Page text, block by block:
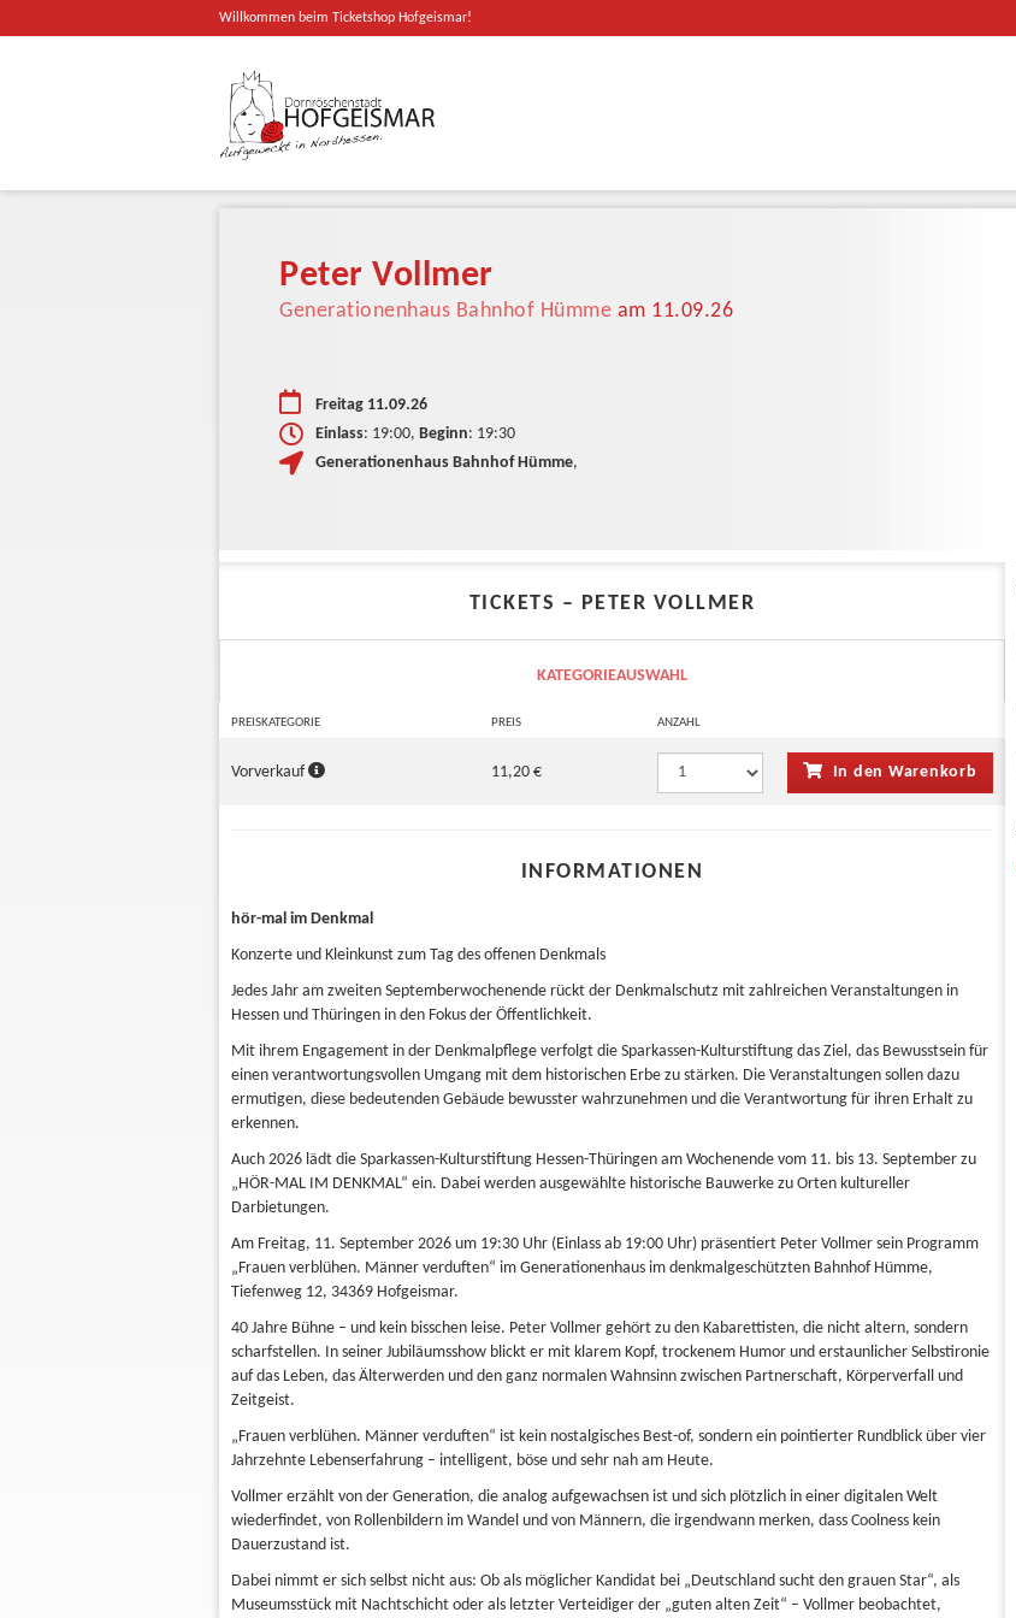
Willkommen beim Ticketshop Hofgeismar!
Peter Vollmer
Generationenhaus Bahnhof Hümme am 11.09.26
Freitag 11.09.26
Einlass: 19:00, Beginn: 19:30
Generationenhaus Bahnhof Hümme,
TICKETS – PETER VOLLMER
KATEGORIEAUSWAHL
PREISKATEGORIE PREIS ANZAHL
Vorverkauf 11,20 € In den Warenkorb
INFORMATIONEN
hör-mal im Denkmal
Konzerte und Kleinkunst zum Tag des offenen Denkmals
Jedes Jahr am zweiten Septemberwochenende rückt der Denkmalschutz mit zahlreichen Veranstaltungen in
Hessen und Thüringen in den Fokus der Öffentlichkeit.
Mit ihrem Engagement in der Denkmalpflege verfolgt die Sparkassen-Kulturstiftung das Ziel, das Bewusstsein für
einen verantwortungsvollen Umgang mit dem historischen Erbe zu stärken. Die Veranstaltungen sollen dazu
ermutigen, diese bedeutenden Gebäude bewusster wahrzunehmen und die Verantwortung für ihren Erhalt zu
erkennen.
Auch 2026 lädt die Sparkassen-Kulturstiftung Hessen-Thüringen am Wochenende vom 11. bis 13. September zu
„HÖR-MAL IM DENKMAL“ ein. Dabei werden ausgewählte historische Bauwerke zu Orten kultureller
Darbietungen.
Am Freitag, 11. September 2026 um 19:30 Uhr (Einlass ab 19:00 Uhr) präsentiert Peter Vollmer sein Programm
„Frauen verblühen. Männer verduften“ im Generationenhaus im denkmalgeschützten Bahnhof Hümme,
Tiefenweg 12, 34369 Hofgeismar.
40 Jahre Bühne – und kein bisschen leise. Peter Vollmer gehört zu den Kabarettisten, die nicht altern, sondern
scharfstellen. In seiner Jubiläumsshow blickt er mit klarem Kopf, trockenem Humor und erstaunlicher Selbstironie
auf das Leben, das Älterwerden und den ganz normalen Wahnsinn zwischen Partnerschaft, Körperverfall und
Zeitgeist.
„Frauen verblühen. Männer verduften“ ist kein nostalgisches Best-of, sondern ein pointierter Rundblick über vier
Jahrzehnte Lebenserfahrung – intelligent, böse und sehr nah am Heute.
Vollmer erzählt von der Generation, die analog aufgewachsen ist und sich plötzlich in einer digitalen Welt
wiederfindet, von Rollenbildern im Wandel und von Männern, die irgendwann merken, dass Coolness kein
Dauerzustand ist.
Dabei nimmt er sich selbst nicht aus: Ob als möglicher Kandidat bei „Deutschland sucht den grauen Star“, als
Museumsstück mit Nachtschicht oder als letzter Verteidiger der „guten alten Zeit“ – Vollmer beobachtet,